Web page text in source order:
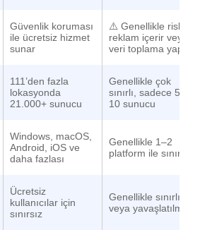
Güvenlik koruması
ile ücretsiz hizmet
sunar
⚠️ Genellikle riskli,
reklam içerir veya
veri toplama yapar
111’den fazla
lokasyonda
21.000+ sunucu
Genellikle çok
sınırlı, sadece 5–
10 sunucu
Windows macOS
Android
iOS ve
daha fazlası
Genellikle 1–2
platform ile sınırlı
Ücretsiz
kullanıcılar için
sınırsız
Genellikle sınırlı
veya yavaşlatılmış